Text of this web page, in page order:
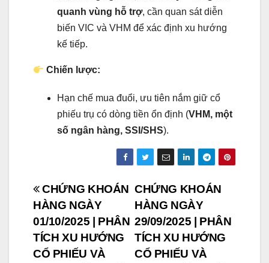
quanh vùng hỗ trợ, cần quan sát diễn
biến VIC và VHM để xác định xu hướng
kế tiếp.
Chiến lược:
Hạn chế mua đuổi, ưu tiên nắm giữ cổ
phiếu trụ có dòng tiền ổn định (VHM, một
số ngân hàng, SSI/SHS).
Post
navigation
CHỨNG KHOÁN
HÀNG NGÀY
29/09/2025 | PHÂN
TÍCH XU HƯỚNG
CỔ PHIẾU VÀ
CHỨNG KHOÁN
HÀNG NGÀY
01/10/2025 | PHÂN
TÍCH XU HƯỚNG
CỔ PHIẾU VÀ